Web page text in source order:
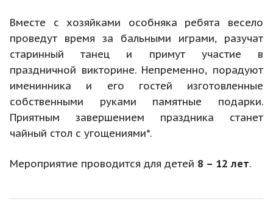
Вместе с хозяйками особняка ребята весело
проведут время за бальными играми, разучат
старинный танец и примут участие в
праздничной викторине. Непременно, порадуют
именинника и его гостей изготовленные
собственными руками памятные подарки.
Приятным завершением праздника станет
чайный стол с угощениями*.
Мероприятие проводится для детей 8 – 12 лет.